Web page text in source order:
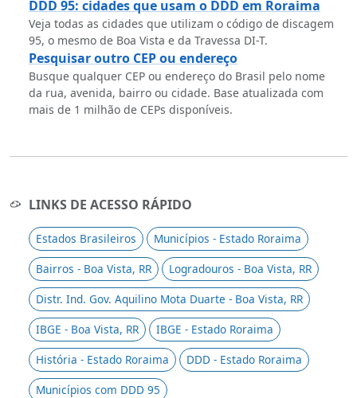
DDD 95: cidades que usam o DDD em Roraima
Veja todas as cidades que utilizam o código de discagem
95, o mesmo de Boa Vista e da Travessa DI-T.
Pesquisar outro CEP ou endereço
Busque qualquer CEP ou endereço do Brasil pelo nome
da rua, avenida, bairro ou cidade. Base atualizada com
mais de 1 milhão de CEPs disponíveis.
LINKS DE ACESSO RÁPIDO
Estados Brasileiros
Municípios - Estado Roraima
Bairros - Boa Vista, RR
Logradouros - Boa Vista, RR
Distr. Ind. Gov. Aquilino Mota Duarte - Boa Vista, RR
IBGE - Boa Vista, RR
IBGE - Estado Roraima
História - Estado Roraima
DDD - Estado Roraima
Municípios com DDD 95